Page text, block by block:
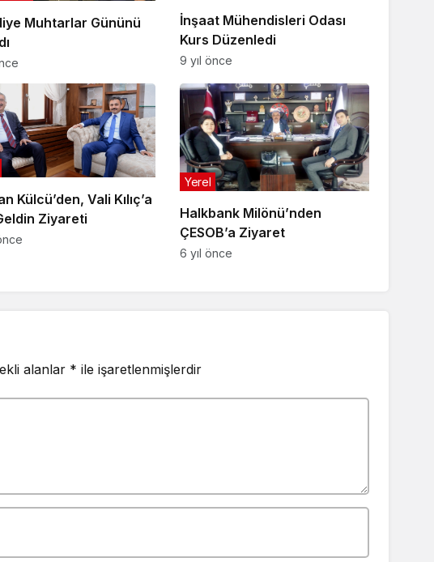
Muhtarlar Gününü
İnşaat Mühendisleri Odası
Kurs Düzenledi
9 yıl önce
Külcü’den, Vali Kılıç’a
Ziyareti
Halkbank Milönü’nden
ÇESOB’a Ziyaret
Yerel
6 yıl önce
alanlar * ile işaretlenmişlerdir